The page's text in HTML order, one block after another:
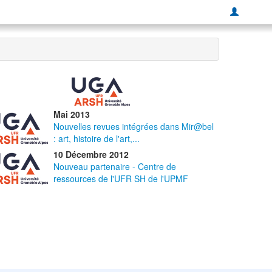
Mai 2013
Nouvelles revues intégrées dans Mir@bel
: art, histoire de l'art,...
10 Décembre 2012
Nouveau partenaire - Centre de
ressources de l'UFR SH de l'UPMF